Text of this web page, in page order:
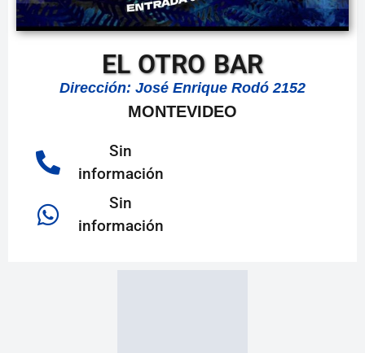
EL OTRO BAR
Dirección: José Enrique Rodó 2152
MONTEVIDEO
Sin
información
Sin
información